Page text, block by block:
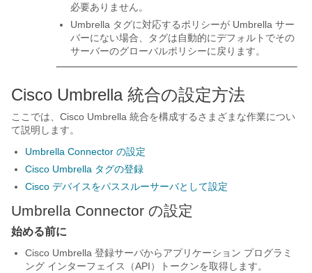
必要ありません。
Umbrella タグに対応するポリシーが Umbrella サー
バーにない場合、タグは自動的にデフォルトでその
サーバーのグローバルポリシーに戻ります。
Cisco Umbrella 統合の設定方法
ここでは、Cisco Umbrella 統合を構成するさまざまな作業につい
て説明します。
Umbrella Connector の設定
Cisco Umbrella タグの登録
Cisco デバイスをパススルーサーバとして設定
Umbrella Connector の設定
始める前に
Cisco Umbrella 登録サーバからアプリケーション プログラミ
ング インターフェイス（API）トークンを取得します。